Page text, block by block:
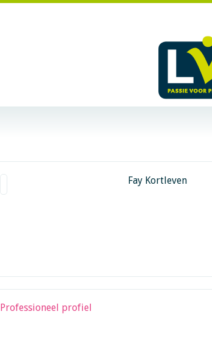
Fay Kortleven
Professioneel profiel